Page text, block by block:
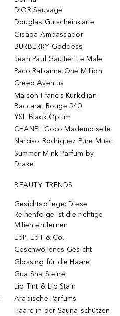
DIOR Sauvage
Douglas Gutscheinkarte
Gisada Ambassador
BURBERRY Goddess
Jean Paul Gaultier Le Male
Paco Rabanne One Million
Creed Aventus
Maison Francis Kurkdjian
Baccarat Rouge 540
YSL Black Opium
CHANEL Coco Mademoiselle
Narciso Rodriguez Pure Musc
Summer Mink Parfum by
Drake
BEAUTY TRENDS
Gesichtspflege: Diese
Reihenfolge ist die richtige
Milien entfernen
EdP, EdT & Co.
Geschwollenes Gesicht
Glossing für die Haare
Gua Sha Steine
Lip Tint & Lip Stain
Arabische Parfums
Haare in der Sauna schützen